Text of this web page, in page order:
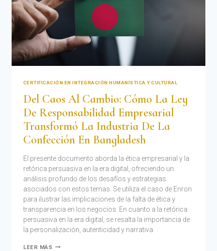
CERTIFICACIÓN EN INTEGRACIÓN HUMANÍSTICA Y CULTURAL
Del Caos Al Cambio: Cómo La Ley
De Responsabilidad Empresarial
Transformó La Industria De La
Confección En Bangladesh
El presente documento aborda la ética empresarial y la
retórica persuasiva en la era digital, ofreciendo un
análisis profundo de los desafíos y estrategias
asociados con estos temas. Se utiliza el caso de Enron
para ilustrar las implicaciones de la falta de ética y
transparencia en los negocios. En cuanto a la retórica
persuasiva en la era digital, se resalta la importancia de
la personalización, autenticidad y narrativa.
LEER MÁS